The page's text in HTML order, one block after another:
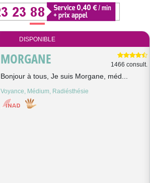
DISPONIBLE
MORGANE 1466 consult.
Bonjour à tous, Je suis Morgane, méd...
Voyance, Médium, Radiésthésie